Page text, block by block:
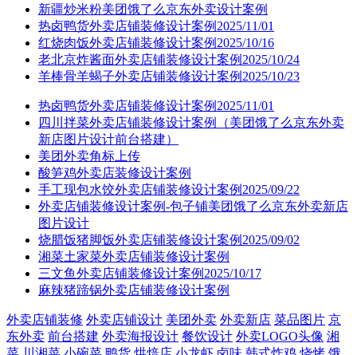
新疆炒米粉美团饿了么京东外卖设计案例
热卤鸭货外卖店铺装修设计案例2025/11/01
红烧肉饭外卖店铺装修设计案例2025/10/16
老北京炸酱面外卖店铺装修设计案例2025/10/24
羊棒骨羊蝎子外卖店铺装修设计案例2025/10/23
热卤鸭货外卖店铺装修设计案例2025/11/01
四川拌菜外卖店铺装修设计案例（美团饿了么京东外卖
新店图片设计前台搭建）
美团外卖角标上传
酸笋鸡外卖店装修设计案例
手工现包水饺外卖店铺装修设计案例2025/09/22
外卖店铺装修设计案例-包子铺美团饿了么京东外卖新店
图片设计
烧腊饭猪脚饭外卖店铺装修设计案例2025/09/02
湘菜土家菜外卖店铺装修设计案例
三文鱼外卖店铺装修设计案例2025/10/17
麻辣猪蹄锅外卖店铺装修设计案例
外卖店铺装修 外卖店铺设计 美团外卖 外卖新店 菜品图片 京
东外卖 前台搭建 外卖海报设计 餐饮设计 外卖LOGO头像 湘